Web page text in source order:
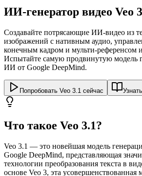
ИИ-генератор видео Veo
Создавайте потрясающие ИИ-видео из
изображений с нативным аудио,
конечным кадром и мульти-референсом
Испытайте самую продвинутую модель
ИИ от Google DeepMind.
Попробовать Veo 3.1 сейчас
Что такое Veo 3.1?
Veo 3.1 — это новейшая модель
Google DeepMind, представляющая
технологии преобразования текста в
основе Veo 3, эта усовершенствованная